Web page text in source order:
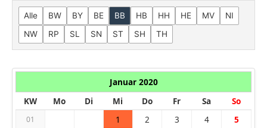
Alle BW BY BE BB HB HH HE MV
NI
NW
RP SL SN ST SH TH
Januar 2020
KW
Mo Di Mi Do Fr Sa So
01 1 2 3 4 5